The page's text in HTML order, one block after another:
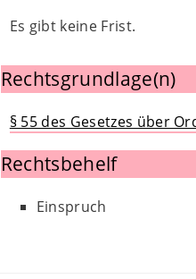
Es gibt keine Frist.
Rechtsgrundlage(n)
§ 55 des Gesetzes über
Rechtsbehelf
Einspruch